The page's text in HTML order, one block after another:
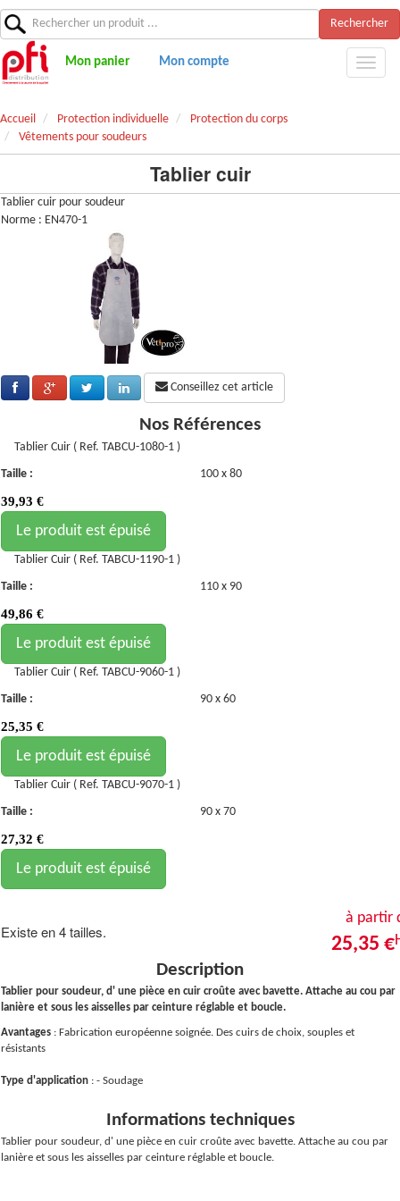
Rechercher
Mon panier Mon compte
Accueil Protection individuelle
Protection du corps
Vêtements pour soudeurs
Tablier cuir
Tablier cuir pour soudeur
Norme : EN470-1
Conseillez cet article
Nos Références
Tablier Cuir ( Ref. TABCU-1080-1 )
Taille :
100 x 80
39,93 €
Le produit est épuisé
Tablier Cuir ( Ref. TABCU-1190-1 )
Taille :
110 x 90
49,86 €
Le produit est épuisé
Tablier Cuir ( Ref. TABCU-9060-1 )
Taille :
90 x 60
25,35 €
Le produit est épuisé
Tablier Cuir ( Ref. TABCU-9070-1 )
Taille :
90 x 70
27,32 €
Le produit est épuisé
à partir
25,35 €
Existe en 4 tailles.
Description
Tablier pour soudeur, d' une pièce en cuir croûte avec bavette. Attache au cou par
lanière et sous les aisselles par ceinture réglable et boucle.
Avantages : Fabrication européenne soignée. Des cuirs de choix, souples et
résistants
Type d'application : - Soudage
Informations techniques
Tablier pour soudeur, d' une pièce en cuir croûte avec bavette. Attache au cou par
lanière et sous les aisselles par ceinture réglable et boucle.